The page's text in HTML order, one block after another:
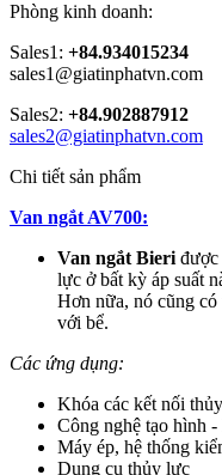
Phòng kinh doanh:
Sales1: +84.934015234
sales1@giatinphatvn.com
Sales2: +84.902887912
sales2@giatinphatvn.com
Chi tiết sản phẩm
Van ngắt AV700:
Van ngắt Bieri được
lực ở bất kỳ áp suất
Hơn nữa, nó cũng
với bể.
Các ứng dụng:
Khóa các kết nối
Công nghệ tạo hình
Máy ép, hệ thống
Dụng cụ thủy lực